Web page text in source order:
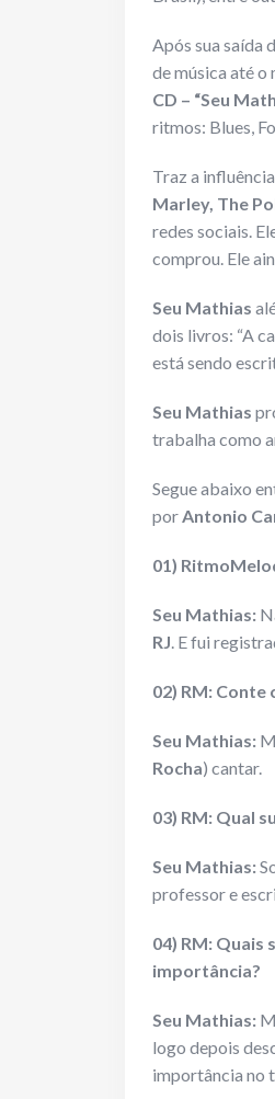
Após sua saída
de música até o
CD – “Seu
ritmos: Blues,
Traz a
Marley, The
redes sociais.
comprou. Ele
Seu Mathias
dois livros: “A
está sendo
Seu Mathias
trabalha como
Segue abaixo
porAntonio
01)
Seu Mathias:
RJ. E fui
02) RM:
Seu Mathias:
Rocha) cantar.
03) RM: Qual
Seu Mathias:
professor e
04) RM: Quais
importância?
Seu Mathias:
logo depois
importância no